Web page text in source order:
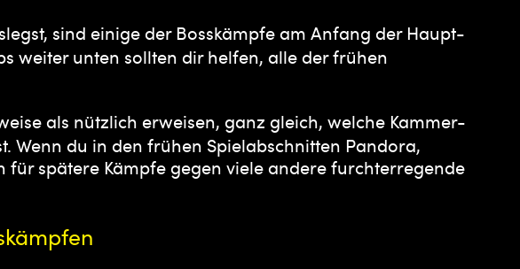
sind einige der Bosskämpfe am Anfang der Haupt-
weiter unten sollten dir helfen, alle der frühen
als nützlich erweisen, ganz gleich, welche Kammer-
Wenn du in den frühen Spielabschnitten Pandora,
für spätere Kämpfe gegen viele andere furchterregende